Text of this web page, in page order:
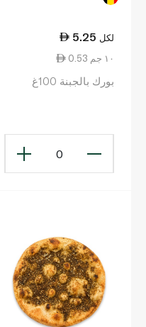
5.25 لكل
0.53 ١٠ جم
بورك بالجبنة 100غ
0